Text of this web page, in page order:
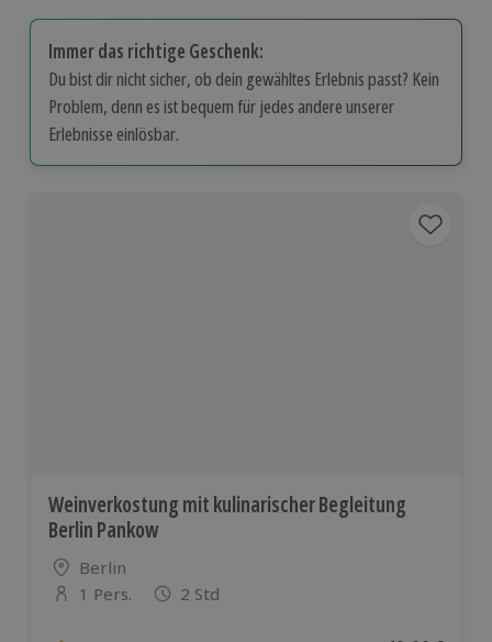
Immer das richtige Geschenk:
Du bist dir nicht sicher, ob dein gewähltes Erlebnis passt? Kein
Problem, denn es ist bequem für jedes andere unserer
Erlebnisse einlösbar.
Weinverkostung mit kulinarischer Begleitung
Berlin Pankow
Standort
Berlin
Anzahl der Teilnehmer
1 Pers. 2 Std